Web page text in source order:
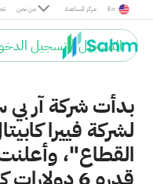
من نحن مركز المساعدة En
التسجيل / تسجيل
بدأت شركة آر بي
لشركة فييرا
القطاع"،